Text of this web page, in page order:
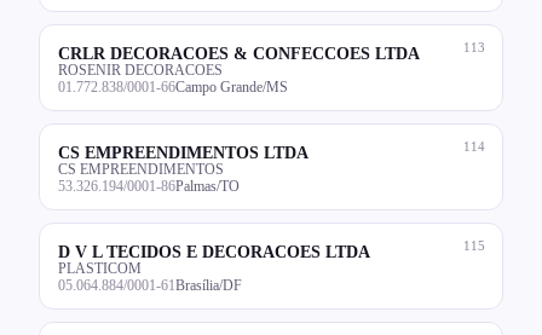
113
CRLR DECORACOES & CONFECCOES LTDA
ROSENIR DECORACOES
01.772.838/0001-66Campo Grande/MS
114
CS EMPREENDIMENTOS LTDA
CS EMPREENDIMENTOS
53.326.194/0001-86Palmas/TO
115
D V L TECIDOS E DECORACOES LTDA
PLASTICOM
05.064.884/0001-61 Brasília/DF